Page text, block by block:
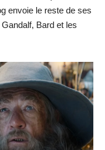
envoie le reste de ses
Bard et les